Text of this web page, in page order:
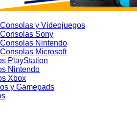
Consolas y Videojuegos
Consolas Sony
Consolas Nintendo
Consolas Microsoft
PlayStation
Nintendo
Xbox
y Gamepads